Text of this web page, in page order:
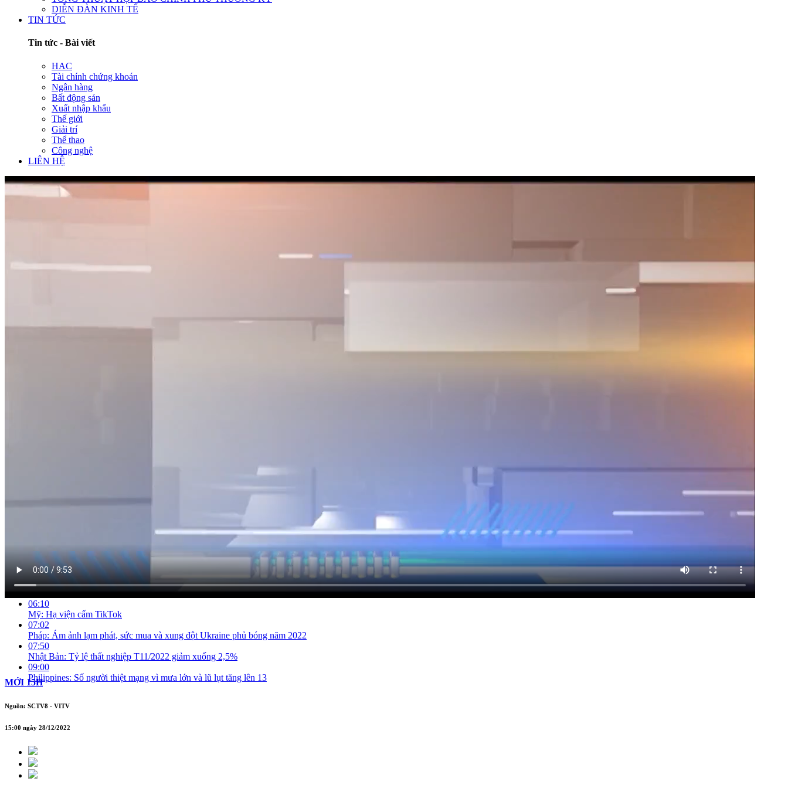
DIỄN ĐÀN KINH TẾ
TIN TỨC
Tin tức - Bài viết
HAC
Tài chính chứng khoán
Ngân hàng
Bất động sản
Xuất nhập khẩu
Thế giới
Giải trí
Thể thao
Công nghệ
LIÊN HỆ
Việt Nam thu hút được gần 438,7 tỷ USD vốn đầu tư nước ngoài sau 35 năm
Ngành thủy sản dự kiến kim ngạch xuất khẩu 10 tỷ USD trong năm 2023
Thưởng Tết 2023 cao nhất hơn 1 tỷ, thấp nhất 50 000 đồng
Đề xuất miễn đăng kiểm lần đầu cho ô tô mới
03:11
Chùm TV
05:12
Nga cấm xuất khẩu dầu cho các quốc gia áp mức giá trần
06:10
Mỹ: Hạ viện cấm TikTok
07:02
Pháp: Ám ảnh lạm phát, sức mua và xung đột Ukraine phủ bóng năm 2022
07:50
Nhật Bản: Tỷ lệ thất nghiệp T11/2022 giảm xuống 2,5%
09:00
Philippines: Số người thiệt mạng vì mưa lớn và lũ lụt tăng lên 13
MỚI 15H
Nguồn: SCTV8 - VITV
15:00 ngày 28/12/2022